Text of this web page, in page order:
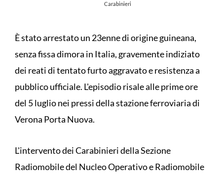
Carabinieri
È stato arrestato un 23enne di origine guineana,
senza fissa dimora in Italia, gravemente indiziato
dei reati di tentato furto aggravato e resistenza a
pubblico ufficiale. L'episodio risale alle prime ore
del 5 luglio nei pressi della stazione ferroviaria di
Verona Porta Nuova.
L'intervento dei Carabinieri della Sezione
Radiomobile del Nucleo Operativo e Radiomobile